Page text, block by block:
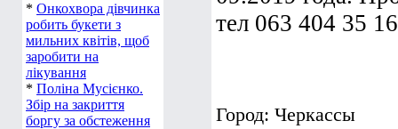
* Онкохвора дівчинка
робить букети з
мильних квітів, щоб
заробити на
лікування
* Поліна Мусієнко.
Збір на закриття
боргу за обстеження
тел 063 404 35 16
Город: Черкассы